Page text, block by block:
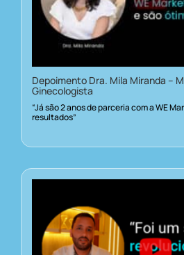
Depoimento Dra. Mila Miranda –
Ginecologista
“Já são 2 anos de parceria com a WE
resultados”